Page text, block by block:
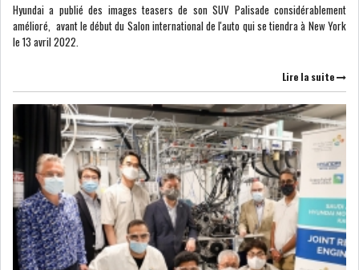
MAGHREB
ALGÉRIE MAROC
LIBYE MAURITANIE
MAURITANIE : MATTEL LANCE
SA SOLUTION DE...
Hyundai a publié des images teasers de son SUV Palisade considérablement
amélioré, avant le début du Salon international de l'auto qui se tiendra à New York
le 13 avril 2022.
Lire la suite